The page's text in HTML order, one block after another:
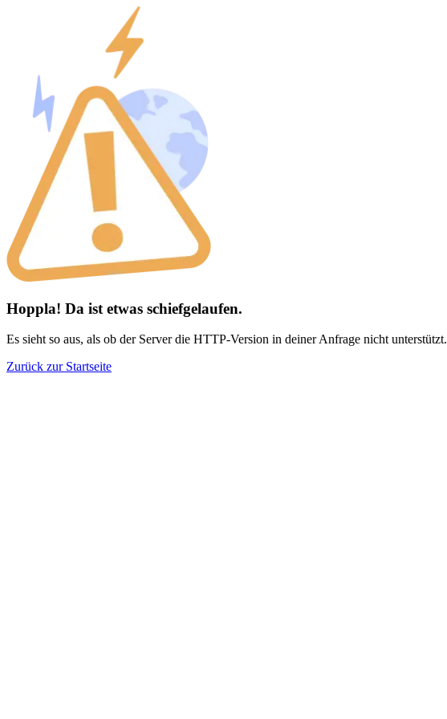
Hoppla! Da ist etwas schiefgelaufen.
Es sieht so aus, als ob der Server die HTTP-Version in deiner Anfrage nicht unterstützt.
Zurück zur Startseite